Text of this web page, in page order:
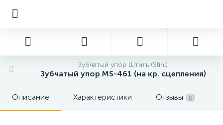
Зубчатый упор Штиль (Stihl)
Зубчатый упор MS-461 (на кр. сцепления)
Описание Характеристики Отзывы 0